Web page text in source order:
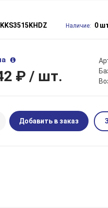
Наличие: 0
₽ / шт.
Добавить в заказ